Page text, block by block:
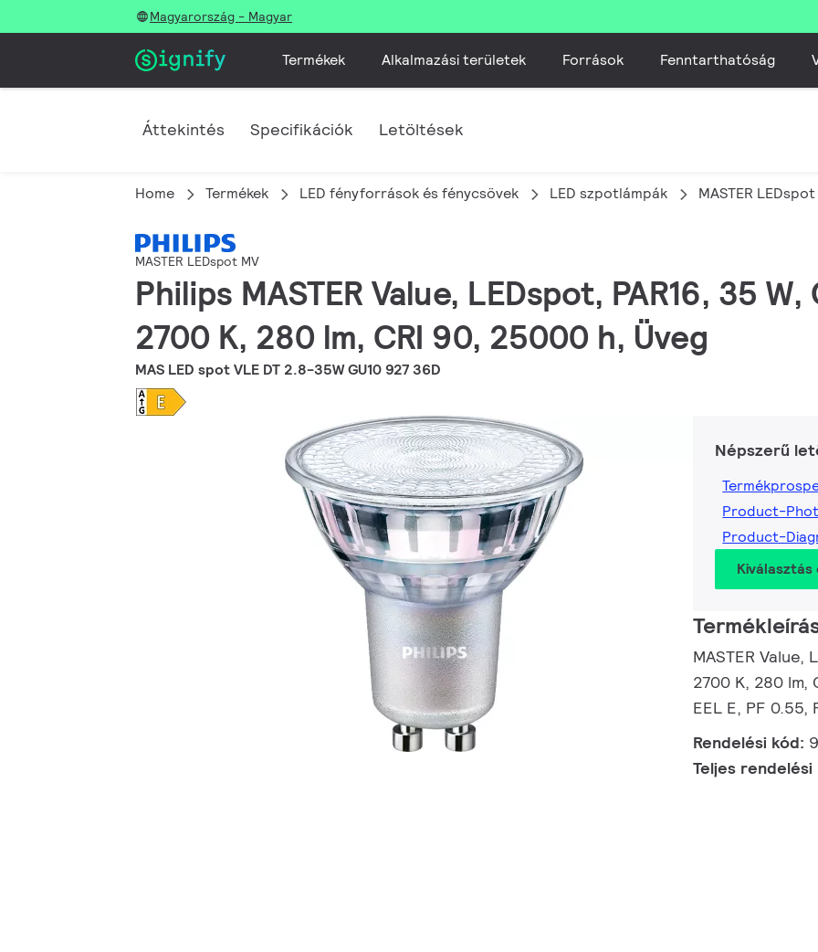
Magyarország - Magyar
Termékek Alkalmazási területek Források Fenntarthatóság
Áttekintés Specifikációk Letöltések
Home Termékek LED fényforrások és fénycsövek LED szpotlámpák MASTER
MASTER LEDspot MV
Philips MASTER Value, LEDspot, PAR16, 35
2700 K, 280 lm, CRI 90, 25000 h, Üveg
MAS LED spot VLE DT 2.8-35W GU10 927 36D
Népszerű
Product-
Product-
MASTER Value,
2700 K, 280 lm,
EEL E, PF 0.55,
Rendelési kód:
Teljes